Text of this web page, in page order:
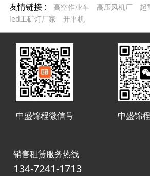
友情链接 : 高空作业车 高压风机厂 起
led工矿灯厂家
开平机
中盛锦程微信号 中盛锦
销售租赁服务热线
134-7241-1713